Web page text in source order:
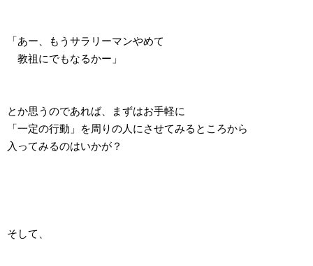
「あー、もうサラリーマンやめて
教祖にでもなるかー」
とか思うのであれば、まずはお手軽に
「一定の行動」を周りの人にさせてみるところから
入ってみるのはいかが？
そして、